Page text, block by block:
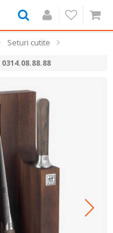
Seturi cutite
0314.08.88.88